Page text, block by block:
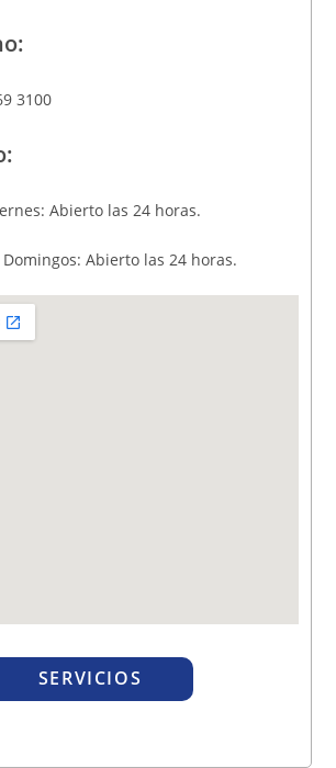
3100
Abierto las 24 horas.
Domingos: Abierto las 24 horas.
SERVICIOS